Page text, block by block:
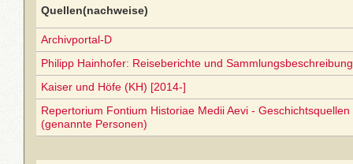
Quellen(nachweise)
Archivportal-D
Philipp Hainhofer: Reiseberichte und
Kaiser und Höfe (KH) [2014-]
Repertorium Fontium Historiae Medii Aevi -
(genannte Personen)